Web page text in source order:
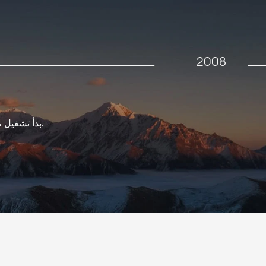
2008
بدأ تشغيل مصنع بطاريات الرصاص الحمضية في ييشينغ بقدرة سنوية تبلغ 2.5 جيجاوات ساعة.